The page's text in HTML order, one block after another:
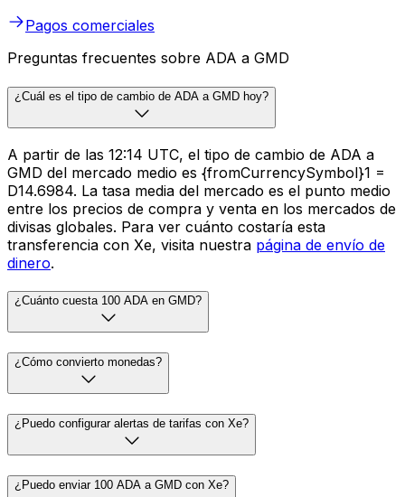
Pagos comerciales
Preguntas frecuentes sobre ADA a GMD
¿Cuál es el tipo de cambio de ADA a GMD hoy?
A partir de las 12:14 UTC, el tipo de cambio de ADA a
GMD del mercado medio es {fromCurrencySymbol}1 =
D14.6984. La tasa media del mercado es el punto medio
entre los precios de compra y venta en los mercados de
divisas globales. Para ver cuánto costaría esta
transferencia con Xe, visita nuestra página de envío de
dinero.
¿Cuánto cuesta 100 ADA en GMD?
¿Cómo convierto monedas?
¿Puedo configurar alertas de tarifas con Xe?
¿Puedo enviar 100 ADA a GMD con Xe?